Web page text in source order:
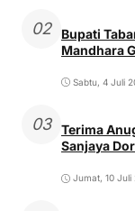
02
Bupati
Mandhara
Sabtu, 4 Juli
03
Terima
Sanjaya
Jumat, 10 Juli